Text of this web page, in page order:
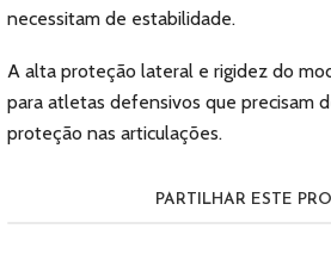
necessitam de estabilidade.
A alta proteção lateral e rigidez do
para atletas defensivos que precisam
proteção nas articulações.
PARTILHAR ESTE